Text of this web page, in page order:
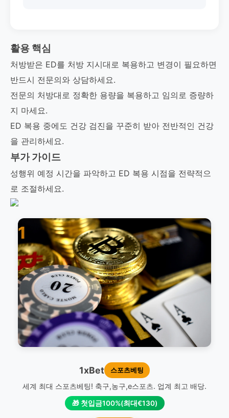
활용 핵심
처방받은 ED를 처방 지시대로 복용하고 변경이 필요하면
반드시 전문의와 상담하세요.
전문의 처방대로 정확한 용량을 복용하고 임의로 증량하
지 마세요.
ED 복용 중에도 건강 검진을 꾸준히 받아 전반적인 건강
을 관리하세요.
부가 가이드
성행위 예정 시간을 파악하고 ED 복용 시점을 전략적으
로 조절하세요.
1
1xBet 스포츠베팅
세계 최대 스포츠베팅! 축구,농구,e스포츠. 업계 최고 배당.
🎁 첫입금100%(최대€130)